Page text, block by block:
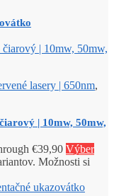
lasery | 650nm,
| 10mw, 50mw,
€39,90 Výber
Možnosti si